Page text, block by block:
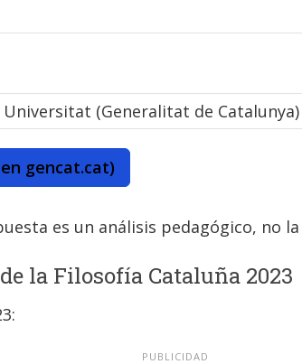
Universitat (Generalitat de Catalunya)
gencat.cat)
es un análisis pedagógico, no
la Filosofía Cataluña 2023